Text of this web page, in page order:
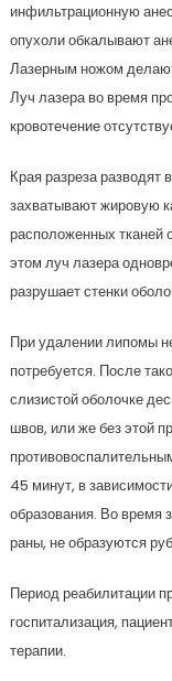
инфильтрационную
опухоли обкалывают
Лазерным ножом
Луч лазера во время
кровотечение
Края разреза
захватывают жировую
расположенных тканей
этом луч лазера
разрушает стенки
При удалении липомы
потребуется. После
слизистой оболочке
швов, или же без этой
45 минут, в
образования. Во время
раны, не образуются
Период реабилитации
госпитализация,
терапии.